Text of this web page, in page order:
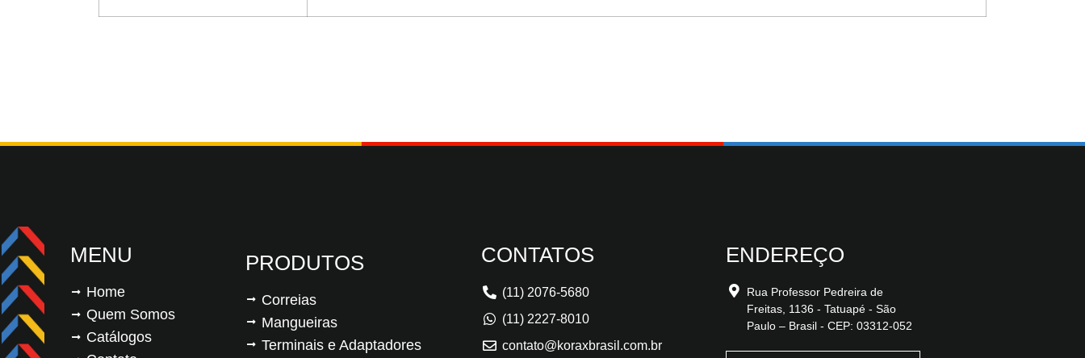
MENU
Home
Quem Somos
Catálogos
PRODUTOS
Correias
Mangueiras
Terminais e Adaptadores
CONTATOS
(11) 2076-5680
(11) 2227-8010
contato@koraxbrasil.com.br
ENDEREÇO
Rua Professor Pedreira de
Freitas, 1136 - Tatuapé - São
Paulo – Brasil - CEP: 03312-052